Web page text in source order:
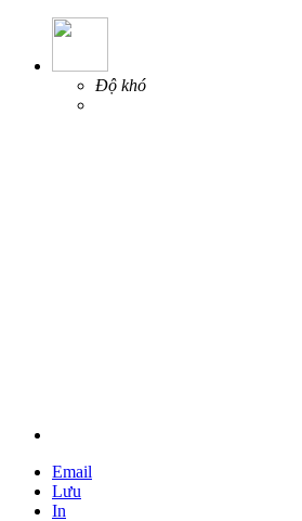
Độ khó
Email
Lưu
In